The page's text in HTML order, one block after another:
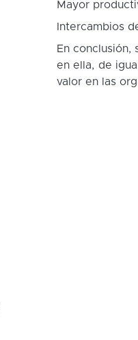
Mayor
Intercambios
En
en ella, de
valor en las